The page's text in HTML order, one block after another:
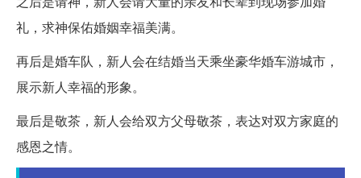
礼，求神保佑婚姻幸福美满。
再后是婚车队，新人会在结婚当天乘坐豪华婚车游城市，
展示新人幸福的形象。
最后是敬茶，新人会给双方父母敬茶，表达对双方家庭的
感恩之情。